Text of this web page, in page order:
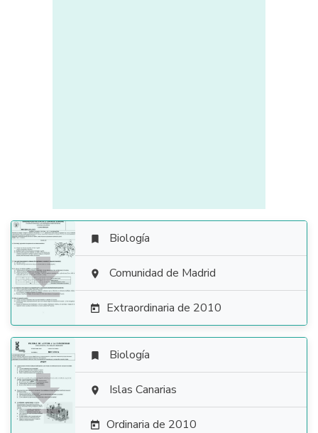

 Biología
 Comunidad de Madrid
 Extraordinaria de 2010

 Biología
 Islas Canarias
 Ordinaria de 2010